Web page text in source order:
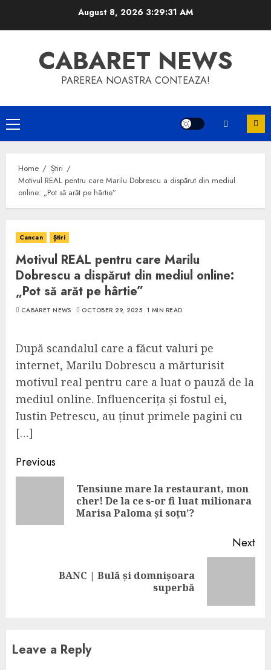
August 8, 2026 3:29:31 AM
CABARET NEWS
PAREREA NOASTRA CONTEAZA!
Primary
Menu
Home
Știri
Motivul REAL pentru care Marilu Dobrescu a dispărut din mediul
online: „Pot să arăt pe hârtie”
Cancan Știri
Motivul REAL pentru care Marilu
Dobrescu a dispărut din mediul online:
„Pot să arăt pe hârtie”
CABARET NEWS OCTOBER 29, 2025 1 MIN READ
După scandalul care a făcut valuri pe
internet, Marilu Dobrescu a mărturisit
motivul real pentru care a luat o pauză de la
mediul online. Influencerița și fostul ei,
Iustin Petrescu, au ținut primele pagini cu
[…]
Continue
Reading
Previous
Tensiune mare la restaurant, mon
cher! De la ce s-or fi luat milionara
Marisa Paloma și soțu’?
Next
BANC | Bulă și domnișoara
superbă
Leave a Reply